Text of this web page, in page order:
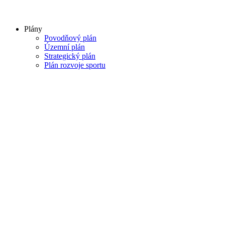
Plány
Povodňový plán
Územní plán
Strategický plán
Plán rozvoje sportu